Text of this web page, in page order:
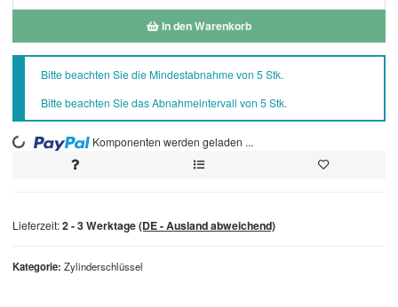
Kategorie Zylinderschlüssel
In den Warenkorb
xBitte beachten Sie die Mindestabnahme von 5 Stk.
Bitte beachten Sie das Abnahmeintervall von 5 Stk.
Loading... Komponenten werden geladen ...
Lieferzeit:2 - 3 Werktage(DE - Ausland abweichend)